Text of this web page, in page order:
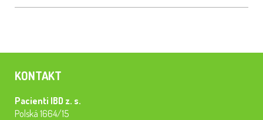
KONTAKT
Pacienti IBD z. s.
Polská 1664/15